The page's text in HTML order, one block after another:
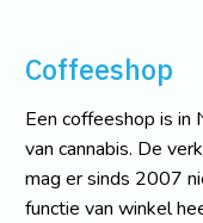
Coffeeshop
Een coffeeshop is in
van cannabis. De
mag er sinds 2007
functie van winkel